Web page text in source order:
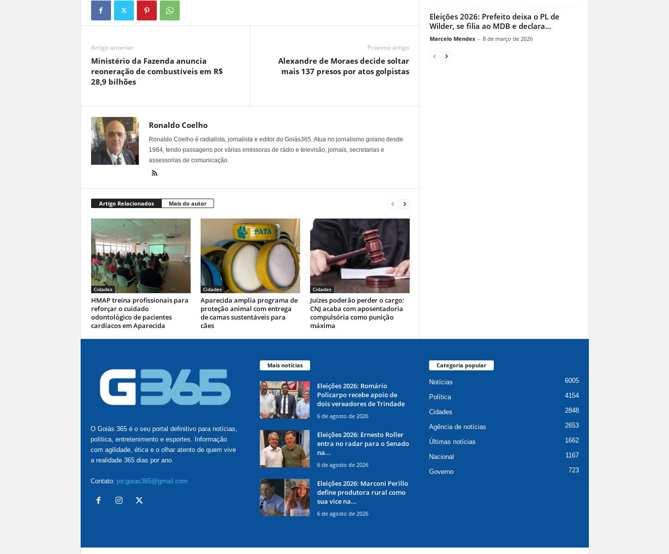
Artigo anterior
Ministério da Fazenda anuncia
reoneração de combustíveis em R$
28,9 bilhões
Próximo artigo
Alexandre de Moraes decide soltar
mais 137 presos por atos golpistas
Ronaldo Coelho
Ronaldo Coelho é radialista, jornalista e editor do Goiás365. Atua no jornalismo goiano desde
1984, tendo passagens por várias emissoras de rádio e televisão, jornais, secretarias e
assessorias de comunicação.
Artigo Relacionados Mais do autor
Cidades
HMAP treina profissionais para
reforçar o cuidado
odontológico de pacientes
cardíacos em Aparecida
Cidades
Aparecida amplia programa de
proteção animal com entrega
de camas sustentáveis para
cães
Cidades
Juízes poderão perder o cargo:
CNJ acaba com aposentadoria
compulsória como punição
máxima
Eleições 2026: Prefeito deixa o PL de
Wilder, se filia ao MDB e declara...
Marcelo Mendes - 8 de março de 2026
O Goiás 365 é o seu portal definitivo para notícias,
política, entretenimento e esportes. Informação
com agilidade, ética e o olhar atento de quem vive
a realidade 365 dias por ano.
Contato: jor.goias365@gmail.com
Mais notícias
Eleições 2026: Romário
Policarpo recebe apoio de
dois vereadores de Trindade
6 de agosto de 2026
Eleições 2026: Ernesto Roller
entra no radar para o Senado
na...
6 de agosto de 2026
Eleições 2026: Marconi Perillo
define produtora rural como
sua vice na...
6 de agosto de 2026
Categoria popular
Notícias 6005
Política 4154
Cidades 2848
Agência de notícias 2653
Últimas notícias 1662
Nacional 1167
Governo 723